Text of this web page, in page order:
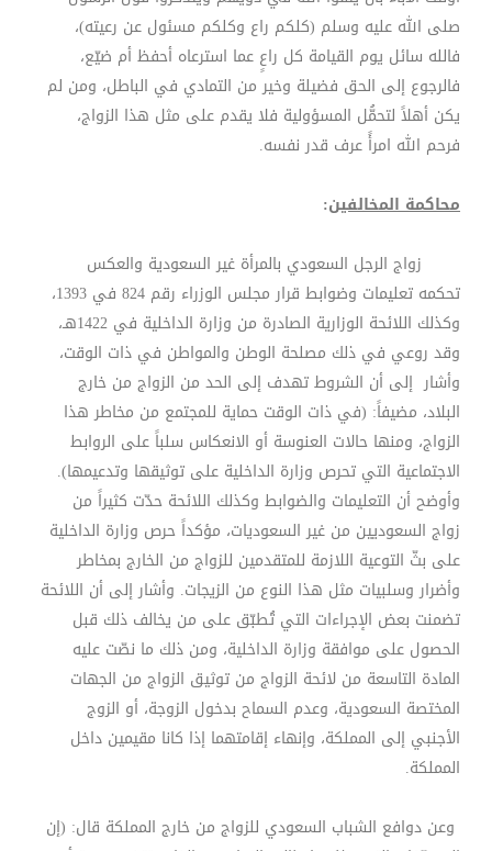
صلى الله عليه وسلم (كلكم راع وكلكم مسئول عن رعيته)،
فالله سائل يوم القيامة كل راعٍ عما استرعاه أحفظ أم ضيّع،
فالرجوع إلى الحق فضيلة وخير من التمادي في الباطل، ومن لم
يكن أهلاً لتحمُّل المسؤولية فلا يقدم على مثل هذا الزواج،
فرحم الله امرأً عرف قدر نفسه.
محاكمة المخالفين:
زواج الرجل السعودي بالمرأة غير السعودية والعكس
تحكمه تعليمات وضوابط قرار مجلس الوزراء رقم 824 في 1393،
وكذلك اللائحة الوزارية الصادرة من وزارة الداخلية في 1422هـ،
وقد روعي في ذلك مصلحة الوطن والمواطن في ذات الوقت،
وأشار إلى أن الشروط تهدف إلى الحد من الزواج من خارج
البلاد، مضيفاً: (في ذات الوقت حماية للمجتمع من مخاطر هذا
الزواج، ومنها حالات العنوسة أو الانعكاس سلباً على الروابط
الاجتماعية التي تحرص وزارة الداخلية على توثيقها وتدعيمها).
وأوضح أن التعليمات والضوابط وكذلك اللائحة حدّت كثيراً من
زواج السعوديين من غير السعوديات، مؤكداً حرص وزارة الداخلية
على بثّ التوعية اللازمة للمتقدمين للزواج من الخارج بمخاطر
وأضرار وسلبيات مثل هذا النوع من الزيجات. وأشار إلى أن اللائحة
تضمنت بعض الإجراءات التي تُطبّق على من يخالف ذلك قبل
الحصول على موافقة وزارة الداخلية، ومن ذلك ما نصّت عليه
المادة التاسعة من لائحة الزواج من توثيق الزواج من الجهات
المختصة السعودية، وعدم السماح بدخول الزوجة، أو الزوج
الأجنبي إلى المملكة، وإنهاء إقامتهما إذا كانا مقيمين داخل
المملكة.
وعن دوافع الشباب السعودي للزواج من خارج المملكة قال: (إن